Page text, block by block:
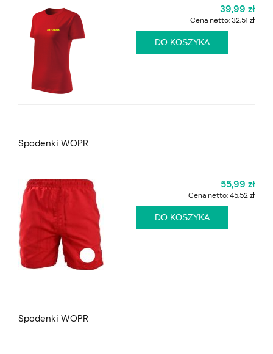
39,99 zł
Cena netto:32,51 zł
DO KOSZYKA
Spodenki WOPR
55,99 zł
Cena netto:45,52 zł
DO KOSZYKA
Spodenki WOPR